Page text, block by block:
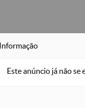
Este anúncio já não